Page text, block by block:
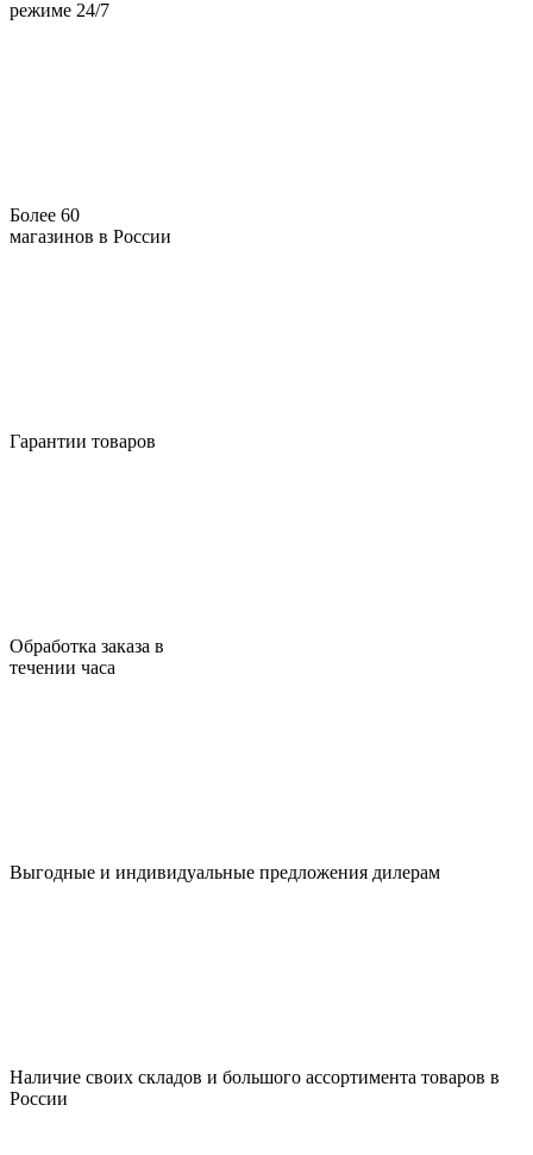
режиме 24/7
Более 60
магазинов в России
Гарантии товаров
Обработка заказа в
течении часа
Выгодные и индивидуальные предложения дилерам
Наличие своих складов и большого ассортимента товаров в
России